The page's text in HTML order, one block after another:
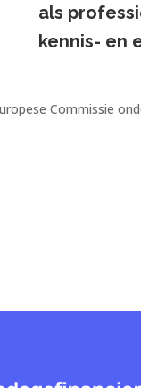
als
kennis- en
Commissie